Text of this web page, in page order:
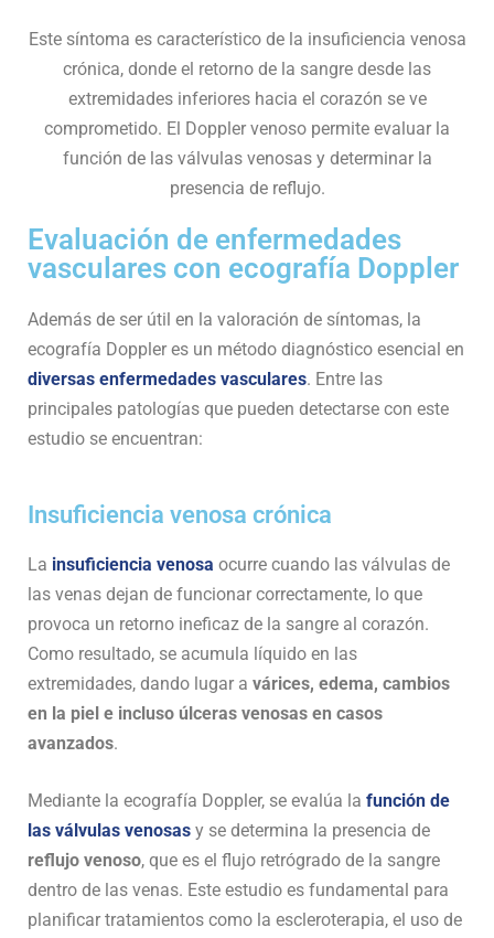
Este síntoma es característico de la insuficiencia venosa
crónica, donde el retorno de la sangre desde las
extremidades inferiores hacia el corazón se ve
comprometido. El Doppler venoso permite evaluar la
función de las válvulas venosas y determinar la
presencia de reflujo.
Evaluación de enfermedades
vasculares con ecografía Doppler
Además de ser útil en la valoración de síntomas, la
ecografía Doppler es un método diagnóstico esencial en
diversas enfermedades vasculares. Entre las
principales patologías que pueden detectarse con este
estudio se encuentran:
Insuficiencia venosa crónica
La insuficiencia venosa ocurre cuando las válvulas de
las venas dejan de funcionar correctamente, lo que
provoca un retorno ineficaz de la sangre al corazón.
Como resultado, se acumula líquido en las
extremidades, dando lugar a várices, edema, cambios
en la piel e incluso úlceras venosas en casos
avanzados.
Mediante la ecografía Doppler, se evalúa la función de
las válvulas venosas y se determina la presencia de
reflujo venoso, que es el flujo retrógrado de la sangre
dentro de las venas. Este estudio es fundamental para
planificar tratamientos como la escleroterapia, el uso de